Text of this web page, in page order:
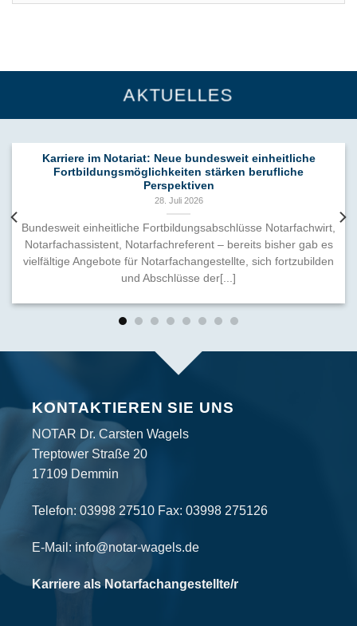
AKTUELLES
Karriere im Notariat: Neue bundesweit einheitliche
Fortbildungsmöglichkeiten stärken berufliche
Perspektiven
28. Juli 2026
Bundesweit einheitliche Fortbildungsabschlüsse Notarfachwirt,
Notarfachassistent, Notarfachreferent – bereits bisher gab es
vielfältige Angebote für Notarfachangestellte, sich fortzubilden
und Abschlüsse der[...]
KONTAKTIEREN SIE UNS
NOTAR Dr. Carsten Wagels
Treptower Straße 20
17109 Demmin
Telefon: 03998 27510 Fax: 03998 275126
E-Mail: info@notar-wagels.de
Karriere als Notarfachangestellte/r